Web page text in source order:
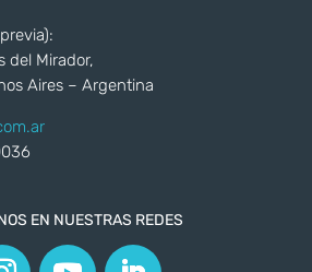
del Mirador,
Aires – Argentina
EN NUESTRAS REDES